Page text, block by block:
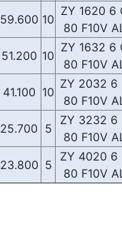
59.600 10
ZY 1620 6
80 F10V
51.200 10
ZY 1632 6
80 F10V
41.100 10
ZY 2032 6
80 F10V
25.700 5
ZY 3232 6
80 F10V
23.800 5
ZY 4020 6
80 F10V